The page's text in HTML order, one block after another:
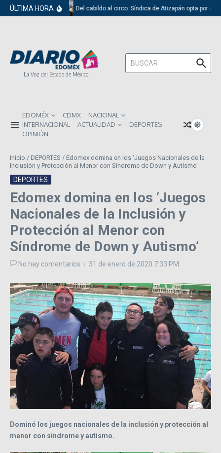
Saltar al contenido
ÚLTIMA HORA Del cabildo al circo: Síndica de Atizapán opta por el
La Voz del Estado de México
Buscar:
EDOMÉX CDMX
NACIONAL
INTERNACIONAL
ACTUALIDAD
DEPORTES
OPINIÓN
Inicio / DEPORTES / Edomex domina en los ‘Juegos Nacionales de la
Inclusión y Protección al Menor con Síndrome de Down y Autismo’
DEPORTES
Edomex domina en los ‘Juegos
Nacionales de la Inclusión y
Protección al Menor con
Síndrome de Down y Autismo’
No hay comentarios 31 de enero de 2020 7:33 PM
Dominó los juegos nacionales de la inclusión y protección al
menor con síndrome y autismo.